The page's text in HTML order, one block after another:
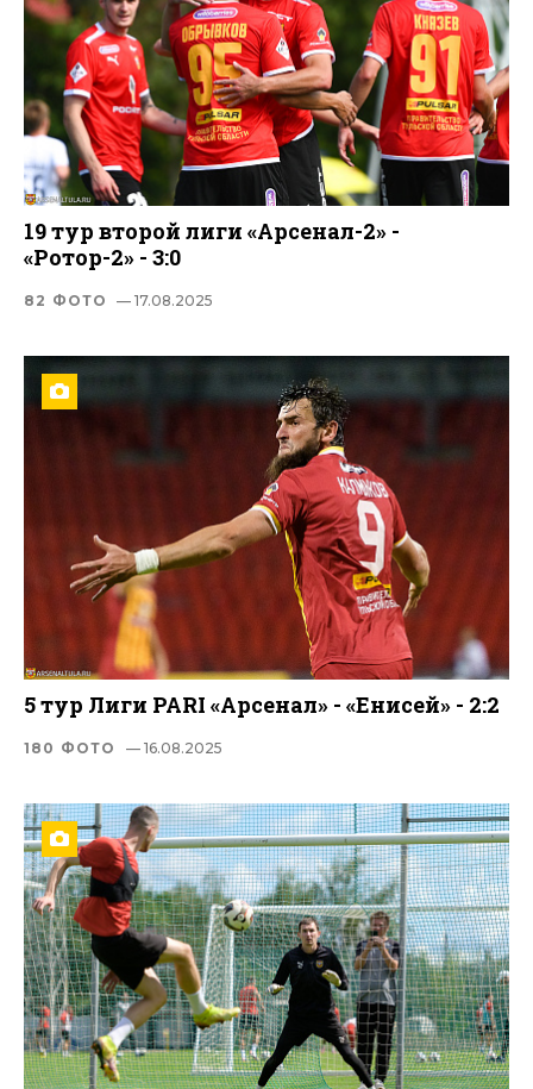
19 тур второй лиги «Арсенал-2» -
«Ротор-2» - 3:0
82 ФОТО — 17.08.2025
5 тур Лиги PARI «Арсенал» - «Енисей» - 2:2
180 ФОТО — 16.08.2025